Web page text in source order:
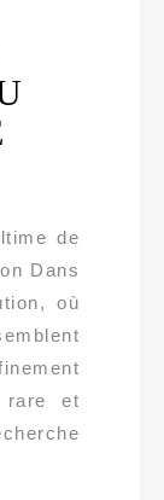
de
Dans
où
rare et